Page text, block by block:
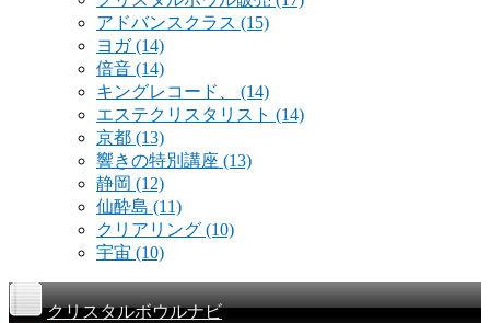
アドバンスクラス (15)
ヨガ(14)
倍音 (14)
キングレコード、 (14)
エステクリスタリスト (14)
京都 (13)
響きの特別講座 (13)
静岡 (12)
仙酔島 (11)
クリアリング (10)
宇宙 (10)
クリスタルボウルナビ